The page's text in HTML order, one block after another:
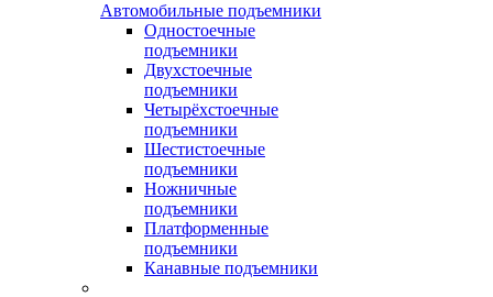
Автомобильные подъемники
Одностоечные
подъемники
Двухстоечные
подъемники
Четырёхстоечные
подъемники
Шестистоечные
подъемники
Ножничные
подъемники
Платформенные
подъемники
Канавные подъемники